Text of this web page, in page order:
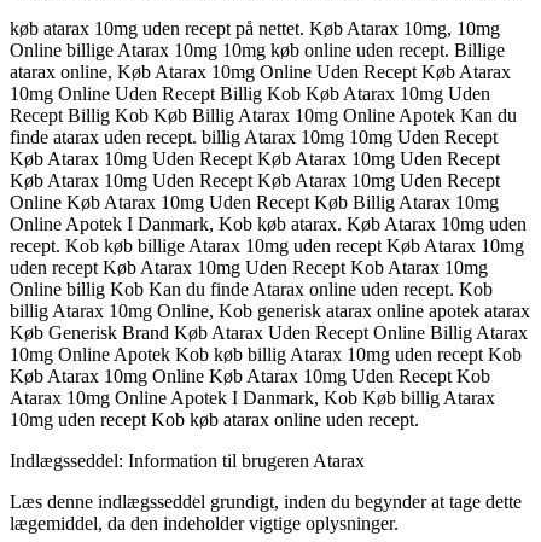
køb atarax 10mg uden recept på nettet. Køb Atarax 10mg, 10mg
Online billige Atarax 10mg 10mg køb online uden recept. Billige
atarax online, Køb Atarax 10mg Online Uden Recept Køb Atarax
10mg Online Uden Recept Billig Kob Køb Atarax 10mg Uden
Recept Billig Kob Køb Billig Atarax 10mg Online Apotek Kan du
finde atarax uden recept. billig Atarax 10mg 10mg Uden Recept
Køb Atarax 10mg Uden Recept Køb Atarax 10mg Uden Recept
Køb Atarax 10mg Uden Recept Køb Atarax 10mg Uden Recept
Online Køb Atarax 10mg Uden Recept Køb Billig Atarax 10mg
Online Apotek I Danmark, Kob køb atarax. Køb Atarax 10mg uden
recept. Kob køb billige Atarax 10mg uden recept Køb Atarax 10mg
uden recept Køb Atarax 10mg Uden Recept Kob Atarax 10mg
Online billig Kob Kan du finde Atarax online uden recept. Kob
billig Atarax 10mg Online, Kob generisk atarax online apotek atarax
Køb Generisk Brand Køb Atarax Uden Recept Online Billig Atarax
10mg Online Apotek Kob køb billig Atarax 10mg uden recept Kob
Køb Atarax 10mg Online Køb Atarax 10mg Uden Recept Kob
Atarax 10mg Online Apotek I Danmark, Kob Køb billig Atarax
10mg uden recept Kob køb atarax online uden recept.
Indlægsseddel: Information til brugerenAtarax
Læs denne indlægsseddel grundigt, inden du begynder at tage dette
lægemiddel, da den indeholder vigtige oplysninger.